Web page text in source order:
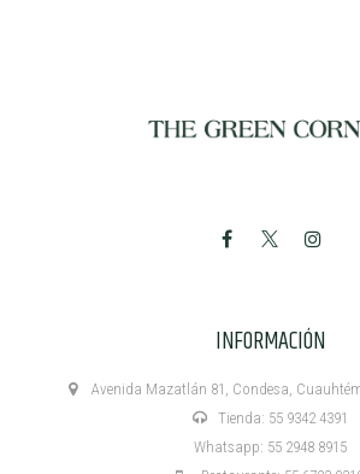
INFORMACIÓN
Avenida Mazatlán 81, Condesa,
Tienda: 55 9342 4391
Whatsapp: 55 2948 8915